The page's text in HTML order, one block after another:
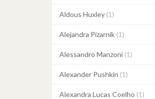
Aldous Huxley (1)
Alejandra Pizarnik (1)
Alessandro Manzoni (1)
Alexander Pushkin (1)
Alexandra Lucas Coelho (1)